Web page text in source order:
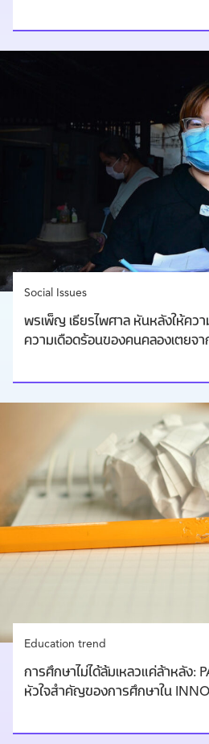
Social Issues
พรเพ็ญ เธียรไพศาล หันหลังให้คว
ความเดือดร้อนของคนคลองเตยจา
Education trend
การศึกษาไม่ได้ล้มเหลวแค่ล้าหลัง:
หัวใจสำคัญของการศึกษาใน